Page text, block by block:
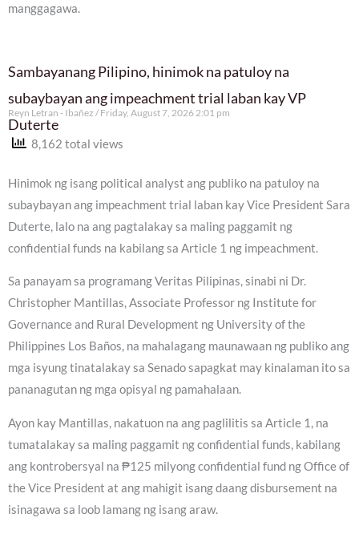
manggagawa.
Sambayanang Pilipino, hinimok na patuloy na
subaybayan ang impeachment trial laban kay VP
Duterte
Reyn Letran - Ibañez Friday, August 7, 2026 2:01 pm
8,162 total views
Hinimok ng isang political analyst ang publiko na patuloy na
subaybayan ang impeachment trial laban kay Vice President Sara
Duterte, lalo na ang pagtalakay sa maling paggamit ng
confidential funds na kabilang sa Article 1 ng impeachment.
Sa panayam sa programang Veritas Pilipinas, sinabi ni Dr.
Christopher Mantillas, Associate Professor ng Institute for
Governance and Rural Development ng University of the
Philippines Los Baños, na mahalagang maunawaan ng publiko ang
mga isyung tinatalakay sa Senado sapagkat may kinalaman ito sa
pananagutan ng mga opisyal ng pamahalaan.
Ayon kay Mantillas, nakatuon na ang paglilitis sa Article 1, na
tumatalakay sa maling paggamit ng confidential funds, kabilang
ang kontrobersyal na ₱125 milyong confidential fund ng Office of
the Vice President at ang mahigit isang daang disbursement na
isinagawa sa loob lamang ng isang araw.